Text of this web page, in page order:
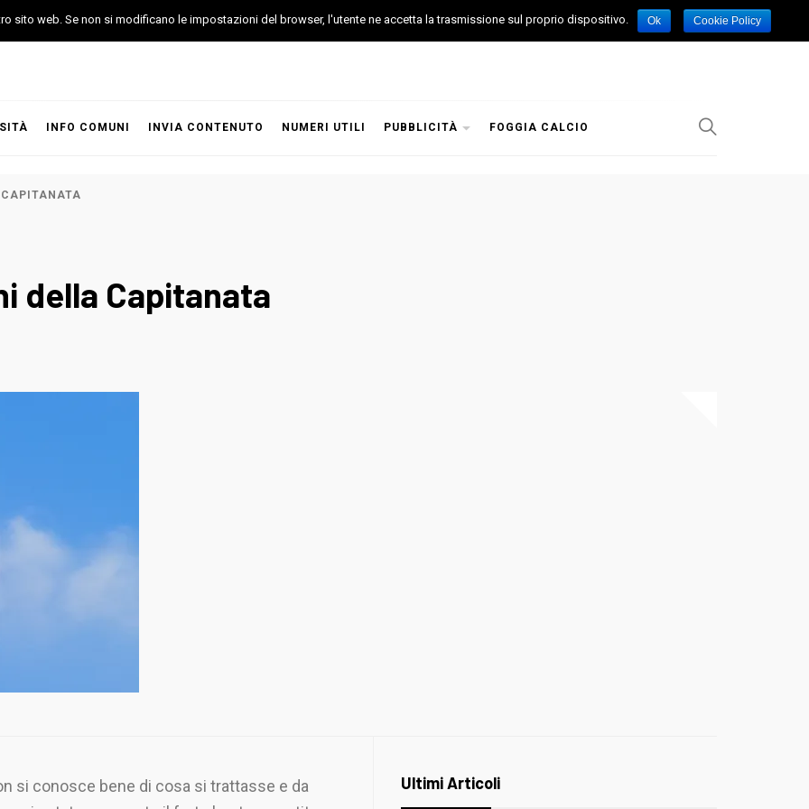
INFO COMUNI INVIA CONTENUTO NUMERI UTILI PUBBLICITÀ FOGGIA CALCIO
della Capitanata
si conosce bene di cosa si trattasse e da
Ultimi Articoli
sito web. Se non si modificano le impostazioni del browser, l'utente ne accetta la trasmissione sul proprio dispositivo. Ok Cookie Policy